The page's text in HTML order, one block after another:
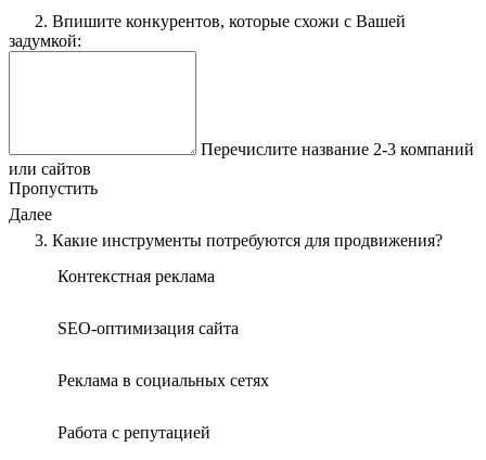
2. Впишите конкурентов, которые схожи с Вашей
задумкой:
Перечислите название 2-3 компаний
или сайтов
Пропустить
Далее
3. Какие инструменты потребуются для продвижения?
Контекстная реклама
SEO-оптимизация сайта
Реклама в социальных сетях
Работа с репутацией